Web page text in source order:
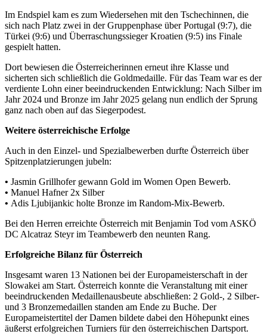
Im Endspiel kam es zum Wiedersehen mit den Tschechinnen, die
sich nach Platz zwei in der Gruppenphase über Portugal (9:7), die
Türkei (9:6) und Überraschungssieger Kroatien (9:5) ins Finale
gespielt hatten.
Dort bewiesen die Österreicherinnen erneut ihre Klasse und
sicherten sich schließlich die Goldmedaille. Für das Team war es der
verdiente Lohn einer beeindruckenden Entwicklung: Nach Silber im
Jahr 2024 und Bronze im Jahr 2025 gelang nun endlich der Sprung
ganz nach oben auf das Siegerpodest.
Weitere österreichische Erfolge
Auch in den Einzel- und Spezialbewerben durfte Österreich über
Spitzenplatzierungen jubeln:
• Jasmin Grillhofer gewann Gold im Women Open Bewerb.
• Manuel Hafner 2x Silber
• Adis Ljubijankic holte Bronze im Random-Mix-Bewerb.
Bei den Herren erreichte Österreich mit Benjamin Tod vom ASKÖ
DC Alcatraz Steyr im Teambewerb den neunten Rang.
Erfolgreiche Bilanz für Österreich
Insgesamt waren 13 Nationen bei der Europameisterschaft in der
Slowakei am Start. Österreich konnte die Veranstaltung mit einer
beeindruckenden Medaillenausbeute abschließen: 2 Gold-, 2 Silber-
und 3 Bronzemedaillen standen am Ende zu Buche. Der
Europameistertitel der Damen bildete dabei den Höhepunkt eines
äußerst erfolgreichen Turniers für den österreichischen Dartsport.